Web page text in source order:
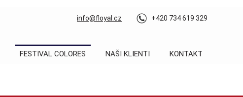
+420 734 619 329
info@floyal.cz
FESTIVAL COLORES NAŠI KLIENTI KONTAKT